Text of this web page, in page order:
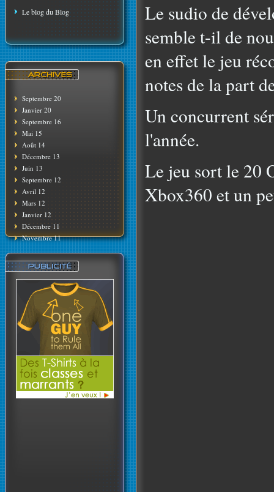
Le blog du Blog
Septembre 20
Janvier 20
Septembre 16
Mai 15
Août 14
Décembre 13
Juin 13
Septembre 12
Avril 12
Mars 12
Janvier 12
Décembre 11
Novembre 11
Le sudio de
semble t-il de
en effet le jeu
notes de la part
Un concurrent
l'année.
Le jeu sort le 20
Xbox360 et un